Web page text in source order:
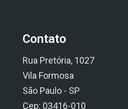
Contato
Rua Pretória, 1027
Vila Formosa
São Paulo - SP
Cep: 03416-010